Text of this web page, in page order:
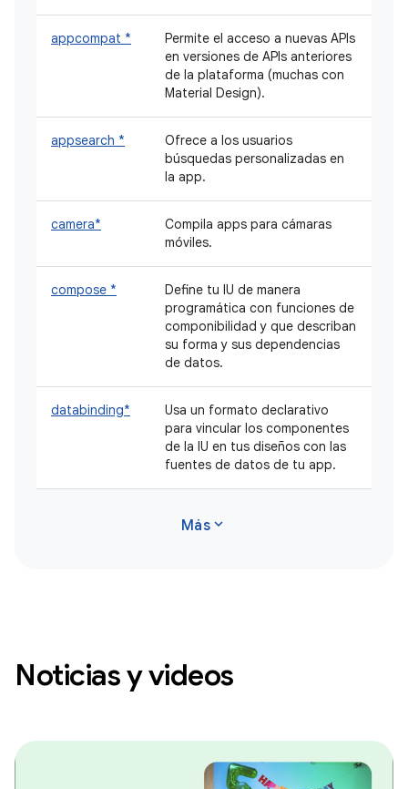
appcompat *
Permite el acceso a nuevas APIs
en versiones de APIs anteriores
de la plataforma (muchas con
Material Design).
appsearch *
Ofrece a los usuarios
búsquedas personalizadas en
la app.
camera*
Compila apps para cámaras
móviles.
compose *
Define tu IU de manera
programática con funciones de
componibilidad y que describan
su forma y sus dependencias
de datos.
databinding*
Usa un formato declarativo
para vincular los componentes
de la IU en tus diseños con las
fuentes de datos de tu app.
Más expand_more
Noticias y videos